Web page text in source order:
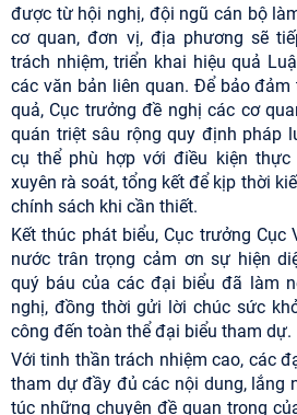
được từ hội nghị, đội ngũ cán bộ
cơ quan, đơn vị, địa phương sẽ
trách nhiệm, triển khai hiệu quả
các văn bản liên quan. Để bảo
quả, Cục trưởng đề nghị các cơ
quán triệt sâu rộng quy định pháp
cụ thể phù hợp với điều kiện thực
xuyên rà soát, tổng kết để kịp thời
chính sách khi cần thiết.
Kết thúc phát biểu, Cục trưởng
nước trân trọng cảm ơn sự hiện
quý báu của các đại biểu đã làm
nghị, đồng thời gửi lời chúc sức
công đến toàn thể đại biểu tham dự.
Với tinh thần trách nhiệm cao, các
tham dự đầy đủ các nội dung, lắng
túc những chuyên đề quan trọng